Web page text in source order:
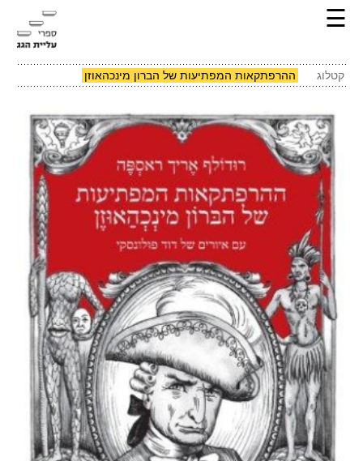
☰
קטלוג ההרפתקאות המפתיעות של הברון מינכהאוזן